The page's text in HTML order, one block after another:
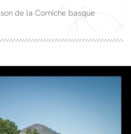
de la Corniche basque